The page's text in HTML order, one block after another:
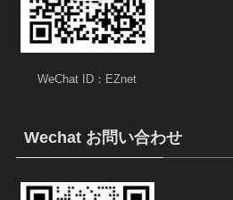
WeChat ID：EZnet
Wechat お問い合わせ